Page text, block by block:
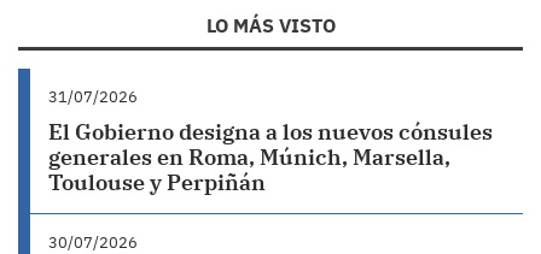
LO MÁS VISTO
31/07/2026
El Gobierno designa a los nuevos cónsules
generales en Roma, Múnich, Marsella,
Toulouse y Perpiñán
30/07/2026